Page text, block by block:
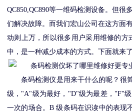
QC850,QC890等一维码检测设备。但
们解决故障。而我们宏山公司在这方面
动则上万，所以很多用户采用维修的
中，是一种减少成本的方式。下面就来
条码检测仪是用来干什么的呢？很
级，"A"级为最好，"D"级为最差，"F"
一次的场合。B 级条码在识读中的表现